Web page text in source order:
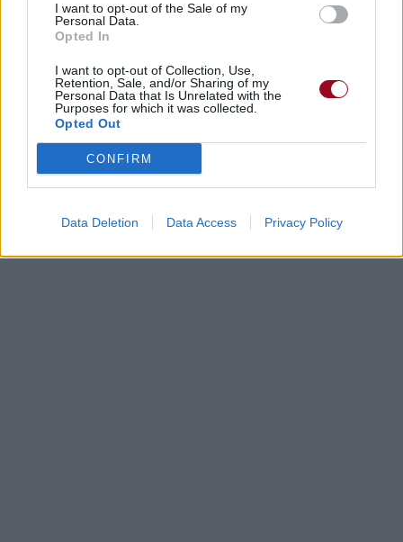
I want to opt-out of the Sale of my
Personal Data.
Opted In
I want to opt-out of Collection, Use,
Retention, Sale, and/or Sharing of my
Personal Data that Is Unrelated with the
Purposes for which it was collected.
Opted Out
CONFIRM
Data Deletion Data Access Privacy Policy